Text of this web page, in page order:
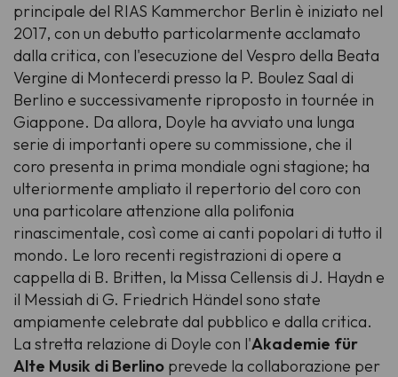
principale del RIAS Kammerchor Berlin è iniziato nel
2017, con un debutto particolarmente acclamato
dalla critica, con l'esecuzione del Vespro della Beata
Vergine di Montecerdi presso la P. Boulez Saal di
Berlino e successivamente riproposto in tournée in
Giappone. Da allora, Doyle ha avviato una lunga
serie di importanti opere su commissione, che il
coro presenta in prima mondiale ogni stagione; ha
ulteriormente ampliato il repertorio del coro con
una particolare attenzione alla polifonia
rinascimentale, così come ai canti popolari di tutto il
mondo. Le loro recenti registrazioni di opere a
cappella di B. Britten, la Missa Cellensis di J. Haydn e
il Messiah di G. Friedrich Händel sono state
ampiamente celebrate dal pubblico e dalla critica.
La stretta relazione di Doyle con l'Akademie für
Alte Musik di Berlino prevede la collaborazione per